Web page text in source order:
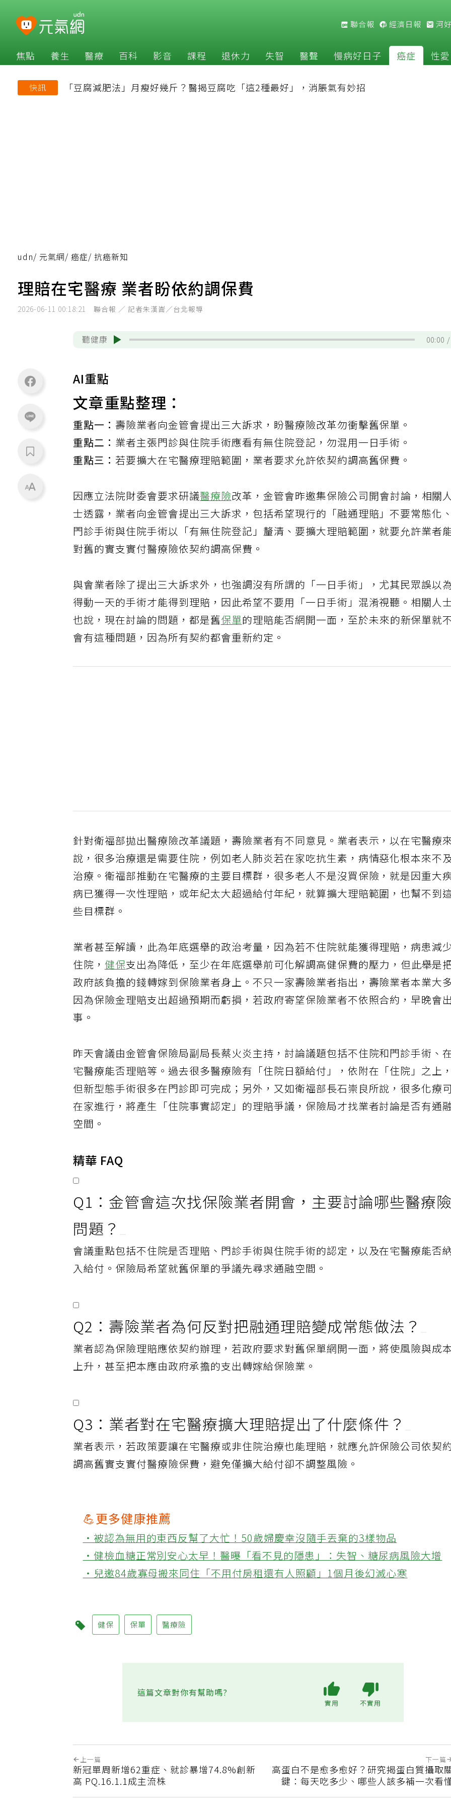
聯合報 經濟日報 河
焦點 養生 醫療 百科 影音 課程 退休力 失智 醫聲 慢病好日子 癌症 性愛
快訊 「豆腐減肥法」月瘦好幾斤？醫揭豆腐吃「這2種最好」，消脹氣有妙招
udn/ 元氣網/ 癌症/ 抗癌新知
理賠在宅醫療 業者盼依約調保費
2026-06-11 00:18:21 聯合報 ／ 記者朱漢崙／台北報導
聽健康 00:00 /
AI重點
文章重點整理：
重點一： 壽險業者向金管會提出三大訴求，盼醫療險改革勿衝擊舊保單。
重點二： 業者主張門診與住院手術應看有無住院登記，勿混用一日手術。
重點三： 若要擴大在宅醫療理賠範圍，業者要求允許依契約調高舊保費。
因應立法院財委會要求研議醫療險改革，金管會昨邀集保險公司開會討論，相關
士透露，業者向金管會提出三大訴求，包括希望現行的「融通理賠」不要常態化、
門診手術與住院手術以「有無住院登記」釐清、要擴大理賠範圍，就要允許業者
對舊的實支實付醫療險依契約調高保費。
與會業者除了提出三大訴求外，也強調沒有所謂的「一日手術」，尤其民眾誤以
得動一天的手術才能得到理賠，因此希望不要用「一日手術」混淆視聽。相關人
也說，現在討論的問題，都是舊保單的理賠能否網開一面，至於未來的新保單就
會有這種問題，因為所有契約都會重新約定。
針對衛福部拋出醫療險改革議題，壽險業者有不同意見。業者表示，以在宅醫療
說，很多治療還是需要住院，例如老人肺炎若在家吃抗生素，病情惡化根本來不
治療。衛福部推動在宅醫療的主要目標群，很多老人不是沒買保險，就是因重大
病已獲得一次性理賠，或年紀太大超過給付年紀，就算擴大理賠範圍，也幫不到
些目標群。
業者甚至解讀，此為年底選舉的政治考量，因為若不住院就能獲得理賠，病患減
住院，健保支出為降低，至少在年底選舉前可化解調高健保費的壓力，但此舉是
政府該負擔的錢轉嫁到保險業者身上。不只一家壽險業者指出，壽險業者本業大
因為保險金理賠支出超過預期而虧損，若政府寄望保險業者不依照合約，早晚會出
事。
昨天會議由金管會保險局副局長蔡火炎主持，討論議題包括不住院和門診手術、
宅醫療能否理賠等。過去很多醫療險有「住院日額給付」，依附在「住院」之上，
但新型態手術很多在門診即可完成；另外，又如衛福部長石崇良所說，很多化療可
在家進行，將產生「住院事實認定」的理賠爭議，保險局才找業者討論是否有通
空間。
精華 FAQ
Q1：金管會這次找保險業者開會，主要討論哪些醫療險
問題？
會議重點包括不住院是否理賠、門診手術與住院手術的認定，以及在宅醫療能否
入給付。保險局希望就舊保單的爭議先尋求通融空間。
Q2：壽險業者為何反對把融通理賠變成常態做法？
業者認為保險理賠應依契約辦理，若政府要求對舊保單網開一面，將使風險與成
上升，甚至把本應由政府承擔的支出轉嫁給保險業。
Q3：業者對在宅醫療擴大理賠提出了什麼條件？
業者表示，若政策要讓在宅醫療或非住院治療也能理賠，就應允許保險公司依契約
調高舊實支實付醫療險保費，避免僅擴大給付卻不調整風險。
💪更多健康推薦
‧被認為無用的東西反幫了大忙！50歲婦慶幸沒隨手丟棄的3樣物品
‧健檢血糖正常別安心太早！醫曝「看不見的隱患」：失智、糖尿病風險大增
‧兒邀84歲寡母搬來同住「不用付房租還有人照顧」1個月後幻滅心寒
健保 保單 醫療險
上一篇
新冠單周新增62重症、就診暴增74.8%創新
高 PQ.16.1.1成主流株
下一篇
高蛋白不是愈多愈好？研究揭蛋白質攝取
鍵：每天吃多少、哪些人該多補一次看